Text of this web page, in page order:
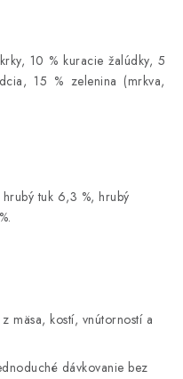
10 % kuracie žalúdky, 5
15 % zelenina (mrkva,
tuk 6,3 %, hrubý
mäsa, kostí, vnútorností a
dávkovanie bez